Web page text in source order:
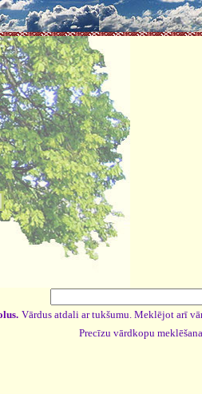
Vārdus atdali ar tukšumu. Meklējot arī
Precīzu vārdkopu